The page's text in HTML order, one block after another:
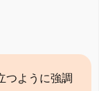
つように強調